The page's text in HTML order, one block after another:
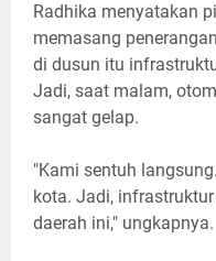
Radhika menyatakan
memasang
di dusun itu
Jadi, saat malam,
sangat gelap.
"Kami sentuh
kota. Jadi,
daerah ini," ungkapnya.